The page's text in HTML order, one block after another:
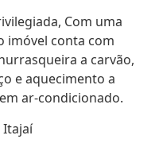
Com uma
imóvel conta com
a carvão,
e aquecimento a
ar-condicionado.
Itajaí